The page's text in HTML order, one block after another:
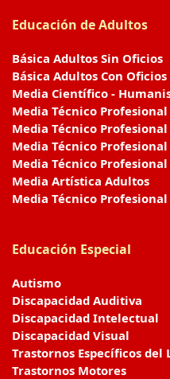
Educación de Adultos
Básica Adultos Sin Oficios
Básica Adultos Con Oficios
Media Científico -
Media Técnico
Media Técnico
Media Técnico
Media Técnico
Media Artística Adultos
Media Técnico
Educación Especial
Autismo
Discapacidad Auditiva
Discapacidad Intelectual
Discapacidad Visual
Trastornos Específicos del
Trastornos Motores